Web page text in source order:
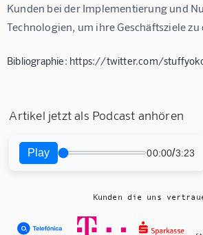
Kunden bei der Implementierung und
Technologien, um ihre Geschäftsziele zu
Bibliographie: https://twitter.com/
Artikel jetzt als Podcast anhören
Play 00:00/3:23
Kunden die uns